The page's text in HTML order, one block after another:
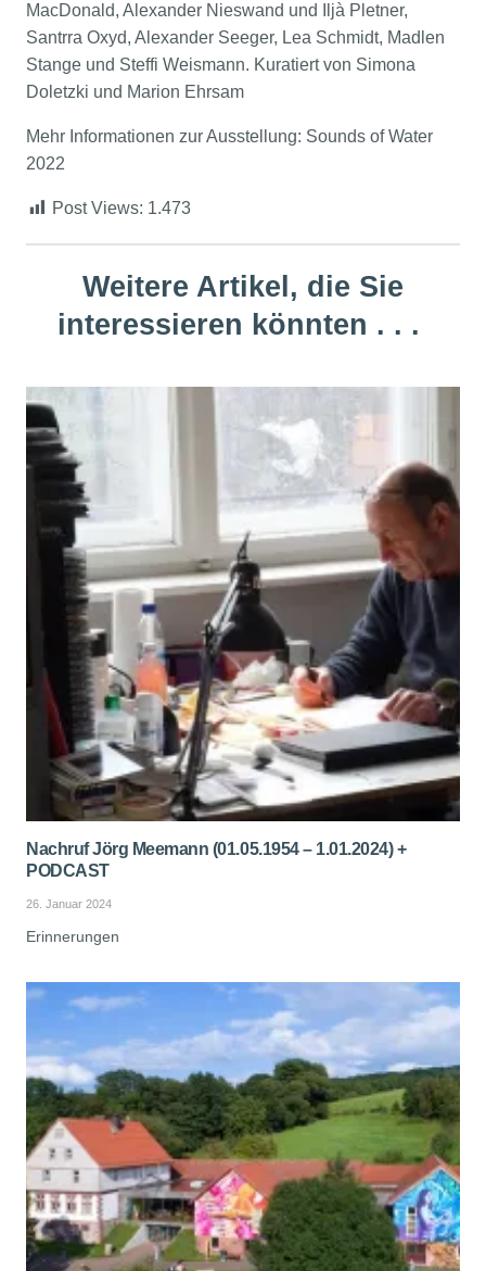
MacDonald, Alexander Nieswand und Iljà Pletner,
Santrra Oxyd, Alexander Seeger, Lea Schmidt, Madlen
Stange und Steffi Weismann. Kuratiert von Simona
Doletzki und Marion Ehrsam
Mehr Informationen zur Ausstellung: Sounds of Water
2022
Post Views: 1.473
Weitere Artikel, die Sie
interessieren könnten . . .
Nachruf Jörg Meemann (01.05.1954 – 1.01.2024) +
PODCAST
26. Januar 2024
Erinnerungen